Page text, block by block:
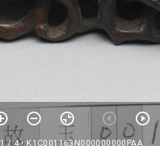
1 / 4• K1C001163N000000000PAA